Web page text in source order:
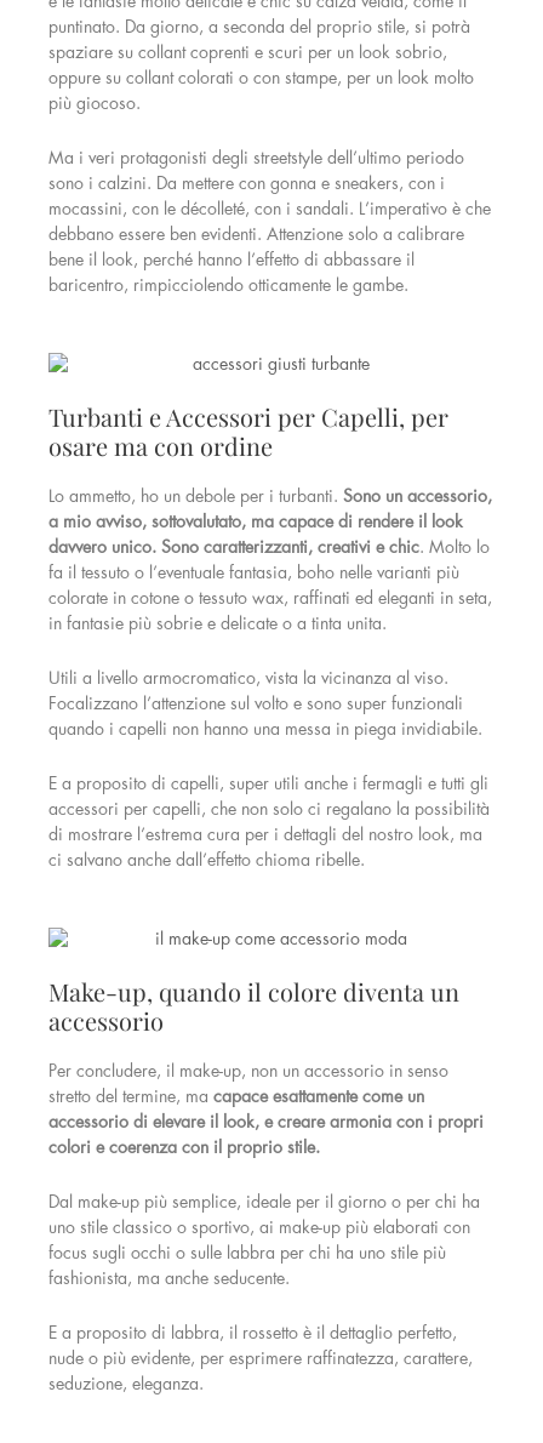
puntinato. Da giorno, a seconda del proprio stile, si potrà
spaziare su collant coprenti e scuri per un look sobrio,
oppure su collant colorati o con stampe, per un look molto
più giocoso.
Ma i veri protagonisti degli streetstyle dell’ultimo periodo
sono i calzini. Da mettere con gonna e sneakers, con i
mocassini, con le décolleté, con i sandali. L’imperativo è che
debbano essere ben evidenti. Attenzione solo a calibrare
bene il look, perché hanno l’effetto di abbassare il
baricentro, rimpicciolendo otticamente le gambe.
Turbanti e Accessori per Capelli, per
osare ma con ordine
Lo ammetto, ho un debole per i turbanti. Sono un accessorio,
a mio avviso, sottovalutato, ma capace di rendere il look
davvero unico. Sono caratterizzanti, creativi e chic. Molto lo
fa il tessuto o l’eventuale fantasia, boho nelle varianti più
colorate in cotone o tessuto wax, raffinati ed eleganti in seta,
in fantasie più sobrie e delicate o a tinta unita.
Utili a livello armocromatico, vista la vicinanza al viso.
Focalizzano l’attenzione sul volto e sono super funzionali
quando i capelli non hanno una messa in piega invidiabile.
E a proposito di capelli, super utili anche i fermagli e tutti gli
accessori per capelli, che non solo ci regalano la possibilità
di mostrare l’estrema cura per i dettagli del nostro look, ma
ci salvano anche dall’effetto chioma ribelle.
Make-up, quando il colore diventa un
accessorio
Per concludere, il make-up, non un accessorio in senso
stretto del termine, ma capace esattamente come un
accessorio di elevare il look, e creare armonia con i propri
colori e coerenza con il proprio stile.
Dal make-up più semplice, ideale per il giorno o per chi ha
uno stile classico o sportivo, ai make-up più elaborati con
focus sugli occhi o sulle labbra per chi ha uno stile più
fashionista, ma anche seducente.
E a proposito di labbra, il rossetto è il dettaglio perfetto,
nude o più evidente, per esprimere raffinatezza, carattere,
seduzione, eleganza.